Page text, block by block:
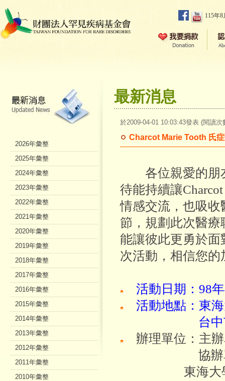
115年
最新消息
於2009-04-01 10:03:43發表 (閱讀次
Charcot Marie Tooth 氏
各位親愛的朋友
待能持續讓
情感交流，也吸
節，規劃此次醫
能讓彼此更勇於
次活動，相信您
活動日期：98
活動地點 ：東
台
辦理單位：主
協辦單
東海大
2026年彙整
2025年彙整
2024年彙整
2023年彙整
2022年彙整
2021年彙整
2020年彙整
2019年彙整
2018年彙整
2017年彙整
2016年彙整
2015年彙整
2014年彙整
2013年彙整
2012年彙整
2011年彙整
2010年彙整